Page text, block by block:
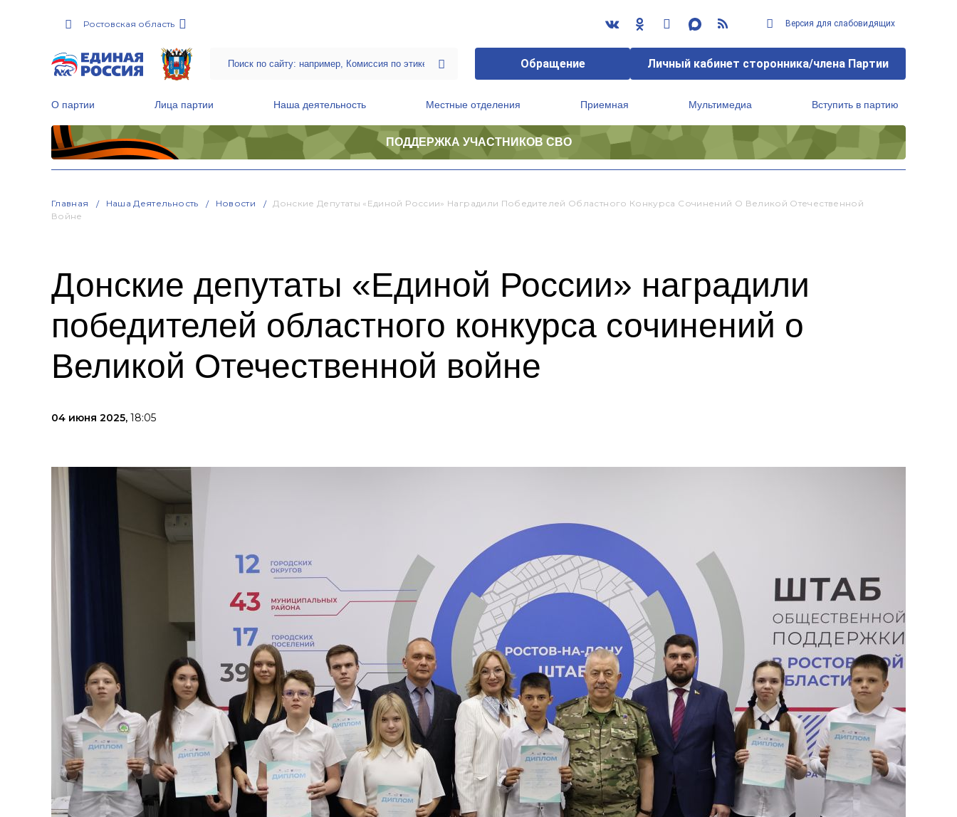
Ростовская область Версия для слабовидящих
Обращение Личный кабинет сторонника/члена Партии
О партии Лица партии Наша деятельность Местные отделения Приемная Мультимедиа Вступить в партию
ПОДДЕРЖКА УЧАСТНИКОВ СВО
Главная Наша Деятельность Новости
Донские Депутаты «Единой России» Наградили Победителей Областного Конкурса Сочинений О Великой Отечественной
Войне
Донские депутаты «Единой России» наградили
победителей областного конкурса сочинений о
Великой Отечественной войне
04 июня 2025, 18:05